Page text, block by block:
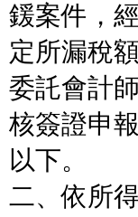
鍰案件，
定所漏稅
委託會計
核簽證申
以下。
二、依所